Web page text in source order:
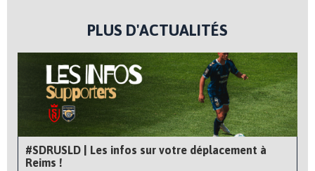
PLUS D'ACTUALITÉS
#SDRUSLD | Les infos sur votre déplacement à
Reims !